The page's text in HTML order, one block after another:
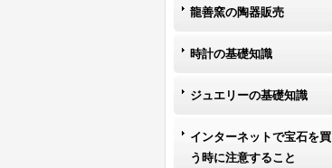
龍善窯の陶器販売
時計の基礎知識
ジュエリーの基礎知識
インターネットで宝石を買
う時に注意すること